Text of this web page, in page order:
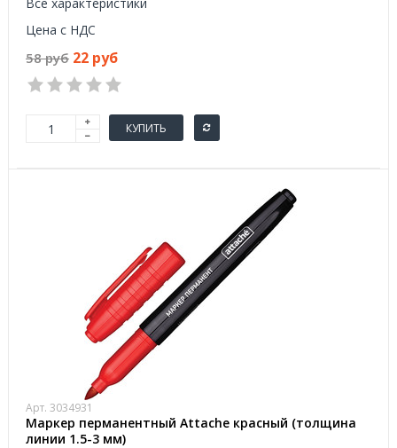
Цена с НДС
58 руб 22 руб
КУПИТЬ
Арт. 3034931
Маркер перманентный Attache красный (толщина
линии 1.5-3 мм)